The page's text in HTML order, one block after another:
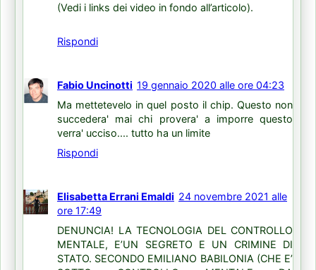
(Vedi i links dei video in fondo all’articolo).
Rispondi
Fabio Uncinotti 19 gennaio 2020 alle ore 04:23
Ma mettetevelo in quel posto il chip. Questo non
succedera' mai chi provera' a imporre questo
verra' ucciso.... tutto ha un limite
Rispondi
Elisabetta Errani Emaldi 24 novembre 2021 alle
ore 17:49
DENUNCIA! LA TECNOLOGIA DEL CONTROLLO
MENTALE, E’UN SEGRETO E UN CRIMINE DI
STATO. SECONDO EMILIANO BABILONIA (CHE E’